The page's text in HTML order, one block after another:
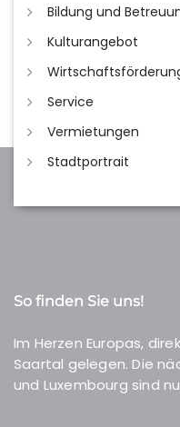
Bildung und
Kulturangebot
Service
Vermietungen
Stadtportrait
So finden Sie uns!
Im Herzen Europas,
Saartal gelegen. Die
und Luxembourg sind